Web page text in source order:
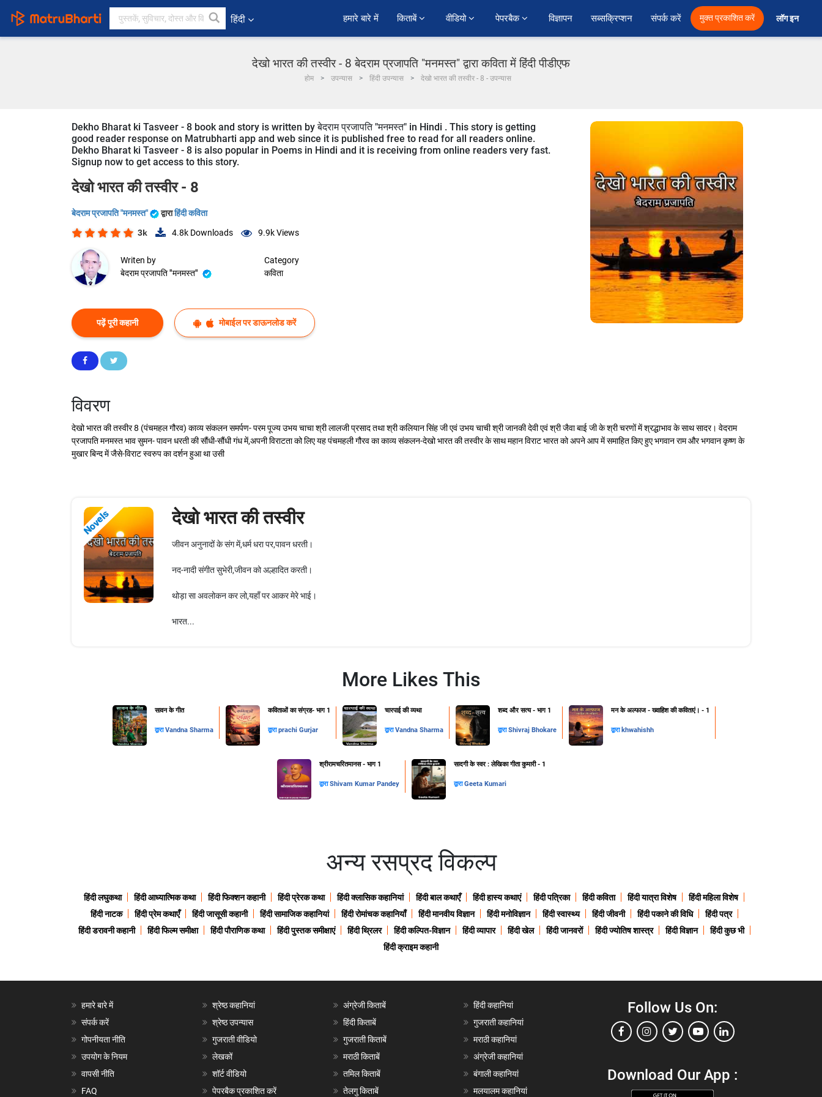
हिंदी हमारे बारे में किताबें वीडियो पेपरबैक विज्ञापन सब्सक्रिप्शन संपर्क करें मुक्त प्रकाशित करें लॉग इन
देखो भारत की तस्वीर - 8 बेदराम प्रजापति "मनमस्त" द्वारा कविता में हिंदी पीडीएफ
होम उपन्यास हिंदी उपन्यास देखो भारत की तस्वीर - 8 - उपन्यास
Dekho Bharat ki Tasveer - 8 book and story is written by बेदराम प्रजापति "मनमस्त" in Hindi . This story is getting
good reader response on Matrubharti app and web since it is published free to read for all readers online.
Dekho Bharat ki Tasveer - 8 is also popular in Poems in Hindi and it is receiving from online readers very fast.
Signup now to get access to this story.
देखो भारत की तस्वीर - 8
बेदराम प्रजापति "मनमस्त" द्वाराहिंदी कविता
3k 4.8k Downloads 9.9kViews
Writen by
बेदराम प्रजापति "मनमस्त"
Category
कविता
पढ़ें पूरी कहानी मोबाईल पर डाऊनलोड करें
विवरण
देखो भारत की तस्वीर 8 (पंचमहल गौरव) काव्य संकलन समर्पण- परम पूज्य उभय चाचा श्री लालजी प्रसाद तथा श्री कलियान सिंह जी एवं उभय चाची श्री जानकी देवी एवं श्री जैवा बाई जी के श्री चरणों में श्रद्धाभाव के साथ सादर। वेदराम
प्रजापति मनमस्त भाव सुमन- पावन धरती की सौंधी-सौंधी गंध में,अपनी विराटता को लिए यह पंचमहली गौरव का काव्य संकलन-देखो भारत की तस्वीर के साथ महान विराट भारत को अपने आप में समाहित किए हुए भगवान राम और भगवान कृष्ण के
मुखार बिन्द में जैसे-विराट स्वरुप का दर्शन हुआ था उसी
Novels देखो भारत की तस्वीर
जीवन अनुनादों के संग में,धर्म धरा पर,पावन धरती।
नद-नादी संगीत सुभेरी,जीवन को अल्हादित करती।
थोड़ा सा अवलोकन कर लो,यहाँ पर आकर मेरे भाई।
भारत...
More Likes This
सावन के गीत
द्वाराVandna Sharma
कविताओं का संग्रह- भाग 1
द्वाराprachi Gurjar
चारपाई की व्यथा
द्वाराVandna Sharma
शब्द और सत्य - भाग 1
द्वाराShivraj Bhokare
मन के अल्फाज - ख्वाहिश की कविताएं। - 1
द्वारा khwahishh
श्रीरामचरितमानस - भाग 1
द्वाराShivam Kumar Pandey
सादगी के स्वर : लेखिका गीता कुमारी - 1
द्वाराGeeta Kumari
अन्य रसप्रद विकल्प
हिंदी लघुकथा हिंदी आध्यात्मिक कथा हिंदी फिक्शन कहानी हिंदी प्रेरक कथा हिंदी क्लासिक कहानियां हिंदी बाल कथाएँ हिंदी हास्य कथाएं हिंदी पत्रिका हिंदी कविता हिंदी यात्रा विशेष
हिंदी महिला विशेष
हिंदी नाटक
हिंदी प्रेम कथाएँ हिंदी जासूसी कहानी हिंदी सामाजिक कहानियां हिंदी रोमांचक कहानियाँ हिंदी मानवीय विज्ञान हिंदी मनोविज्ञान हिंदी स्वास्थ्य हिंदी जीवनी हिंदी पकाने की विधि
हिंदी पत्र
हिंदी डरावनी कहानी
हिंदी फिल्म समीक्षा हिंदी पौराणिक कथा हिंदी पुस्तक समीक्षाएं हिंदी थ्रिलर हिंदी कल्पित-विज्ञान हिंदी व्यापार हिंदी खेल हिंदी जानवरों हिंदी ज्योतिष शास्त्र हिंदी विज्ञान
हिंदी कुछ भी
हिंदी क्राइम कहानी
हमारे बारे में
संपर्क करें
गोपनीयता नीति
उपयोग के नियम
वापसी नीति
FAQ
श्रेष्ठ कहानियां
श्रेष्ठ उपन्यास
गुजराती वीडियो
लेखकों
शॉर्ट वीडियो
पेपरबैक प्रकाशित करें
अंग्रेजी किताबें
हिंदी किताबें
गुजराती किताबें
मराठी किताबें
तमिल किताबें
तेलगु किताबें
हिंदी कहानियां
गुजराती कहानियां
मराठी कहानियां
अंग्रेजी कहानियां
बंगाली कहानियां
मलयालम कहानियां
Follow Us On:
Download Our App :